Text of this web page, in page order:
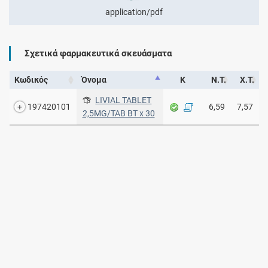
application/pdf
Σχετικά φαρμακευτικά σκευάσματα
Κωδικός Όνομα Κ Ν.Τ. Χ.Τ.
197420101
LIVIAL TABLET
2,5MG/TAB ΒΤ x 30
6,59 7,57